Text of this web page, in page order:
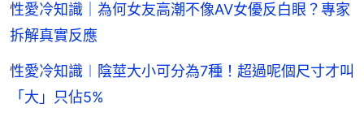
性愛冷知識｜為何女友高潮不像AV女優反白眼？專家
拆解真實反應
性愛冷知識︱陰莖大小可分為7種！超過呢個尺寸才叫
「大」只佔5%